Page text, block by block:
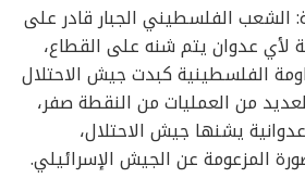
الشعب الفلسطيني الجبار قادر على
لأي عدوان يتم شنه على القطاع،
الفلسطينية كبدت جيش الاحتلال
من العمليات من النقطة صفر،
يشنها جيش الاحتلال،
المزعومة عن الجيش الإسرائيلي.